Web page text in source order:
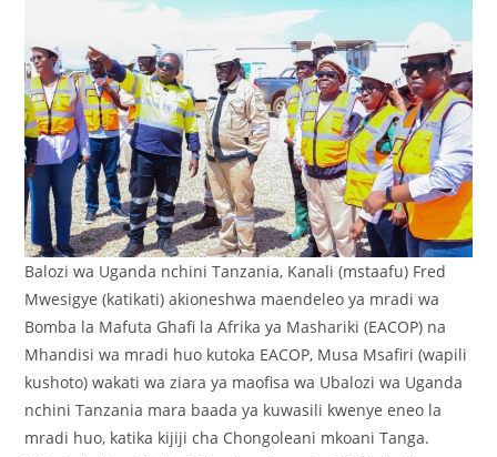
Balozi wa Uganda nchini Tanzania, Kanali (mstaafu) Fred
Mwesigye (katikati) akioneshwa maendeleo ya mradi wa
Bomba la Mafuta Ghafi la Afrika ya Mashariki (EACOP) na
Mhandisi wa mradi huo kutoka EACOP, Musa Msafiri (wapili
kushoto) wakati wa ziara ya maofisa wa Ubalozi wa Uganda
nchini Tanzania mara baada ya kuwasili kwenye eneo la
mradi huo, katika kijiji cha Chongoleani mkoani Tanga.